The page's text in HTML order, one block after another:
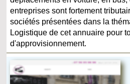
entreprises sont fortement
sociétés présentées dans la
Logistique de cet annuaire pour
d'approvisionnement.